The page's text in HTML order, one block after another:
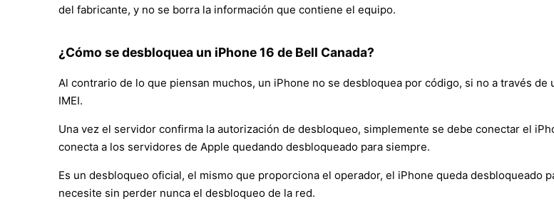
del fabricante, y no se borra la información que contiene el equipo.
¿Cómo se desbloquea un iPhone 16 de Bell Canada?
Al contrario de lo que piensan muchos, un iPhone no se desbloquea por código, si no a través
IMEI.
Una vez el servidor confirma la autorización de desbloqueo, simplemente se debe conectar el
conecta a los servidores de Apple quedando desbloqueado para siempre.
Es un desbloqueo oficial, el mismo que proporciona el operador, el iPhone queda desbloqueado
necesite sin perder nunca el desbloqueo de la red.